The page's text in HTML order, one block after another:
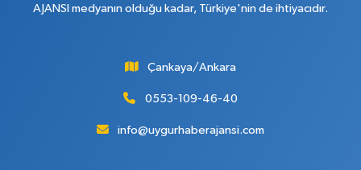
AJANSI medyanın olduğu kadar, Türkiye'nin de ihtiyacıdır.
Çankaya/Ankara
0553-109-46-40
info@uygurhaberajansi.com